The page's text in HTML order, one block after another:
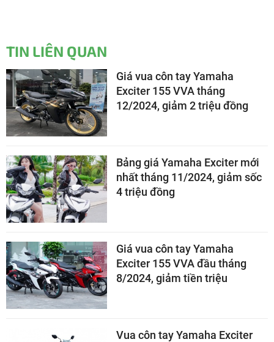
TIN LIÊN QUAN
Giá vua côn tay Yamaha
Exciter 155 VVA tháng
12/2024, giảm 2 triệu đồng
Bảng giá Yamaha Exciter mới
nhất tháng 11/2024, giảm sốc
4 triệu đồng
Giá vua côn tay Yamaha
Exciter 155 VVA đầu tháng
8/2024, giảm tiền triệu
Vua côn tay Yamaha Exciter